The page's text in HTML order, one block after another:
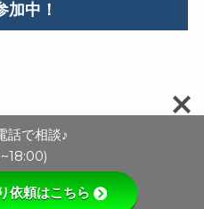
加中！
話で相談♪
依頼はこちら